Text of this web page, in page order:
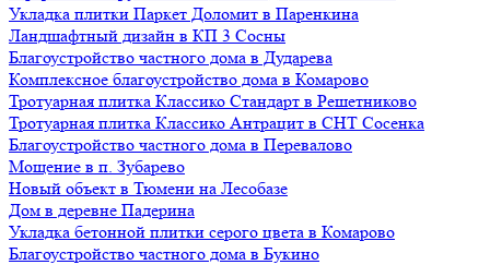
Укладка плитки Паркет Доломит в Паренкина
Ландшафтный дизайн в КП 3 Сосны
Благоустройство частного дома в Дударева
Комплексное благоустройство дома в Комарово
Тротуарная плитка Классико Стандарт в Решетниково
Тротуарная плитка Классико Антрацит в СНТ Сосенка
Благоустройство частного дома в Перевалово
Мощение в п. Зубарево
Новый объект в Тюмени на Лесобазе
Дом в деревне Падерина
Укладка бетонной плитки серого цвета в Комарово
Благоустройство частного дома в Букино